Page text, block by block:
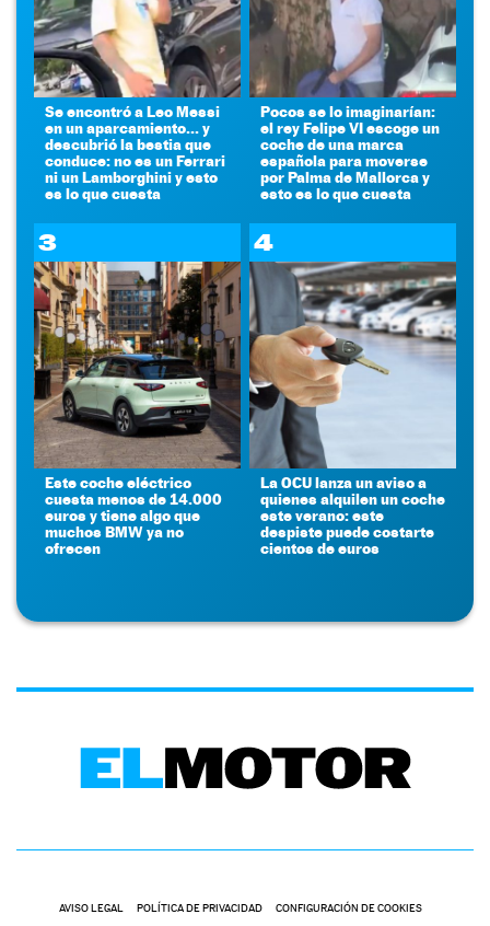
Se encontró a Leo Messi
en un aparcamiento... y
descubrió la bestia que
conduce: no es un Ferrari
ni un Lamborghini y esto
es lo que cuesta
Pocos se lo imaginarían:
el rey Felipe VI escoge un
coche de una marca
española para moverse
por Palma de Mallorca y
esto es lo que cuesta
3
Este coche eléctrico
cuesta menos de 14.000
euros y tiene algo que
muchos BMW ya no
ofrecen
4
La OCU lanza un aviso a
quienes alquilen un coche
este verano: este
despiste puede costarte
cientos de euros
AVISO LEGAL POLÍTICA DE PRIVACIDAD CONFIGURACIÓN DE COOKIES